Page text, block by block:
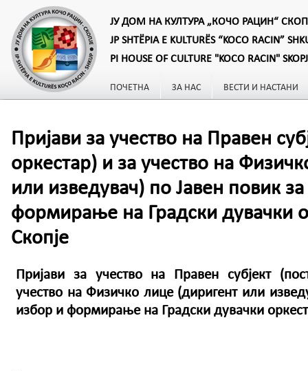
ЈУ ДОМ НА КУЛТУРА „КОЧО РАЦИН“
JP SHTËPIA E KULTURËS “KOCO RACIN”
PI HOUSE OF CULTURE "KOCO RACIN"
ПОЧЕТНА ЗА НАС ВЕСТИ И НАСТАНИ
Пријави за учество на Правен
оркестар) и за учество на
или изведувач) по Јавен повик
формирање на Градски дувачки
Скопје
Пријави за учество на Правен субјект
учество на Физичко лице (диригент или
избор и формирање на Градски дувачки